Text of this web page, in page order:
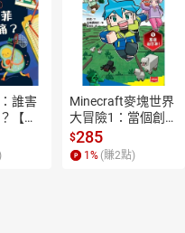
誰害
【電
Minecraft麥塊世界
大冒險1：當個創世
神！【電子書】
$285
1 % (賺2點)